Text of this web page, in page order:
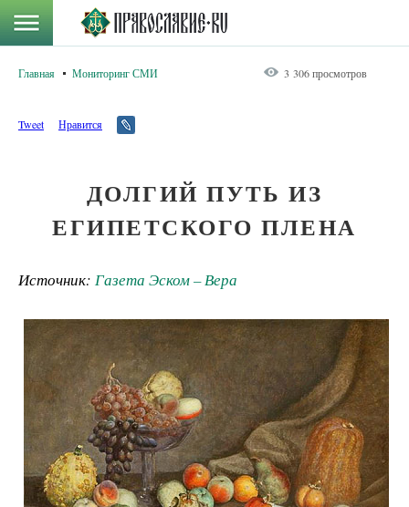
Главная Мониторинг СМИ 3 306 просмотров
Tweet Нравится
ДОЛГИЙ ПУТЬ ИЗ
ЕГИПЕТСКОГО ПЛЕНА
Источник: Газета Эском – Вера